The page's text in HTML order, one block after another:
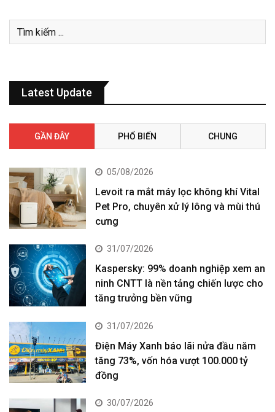
Latest Update
GẦN ĐÂY PHỔ BIẾN CHUNG
05/08/2026
Levoit ra mắt máy lọc không khí Vital
Pet Pro, chuyên xử lý lông và mùi thú
cưng
31/07/2026
Kaspersky: 99% doanh nghiệp xem an
ninh CNTT là nền tảng chiến lược cho
tăng trưởng bền vững
31/07/2026
Điện Máy Xanh báo lãi nửa đầu năm
tăng 73%, vốn hóa vượt 100.000 tỷ
đồng
30/07/2026